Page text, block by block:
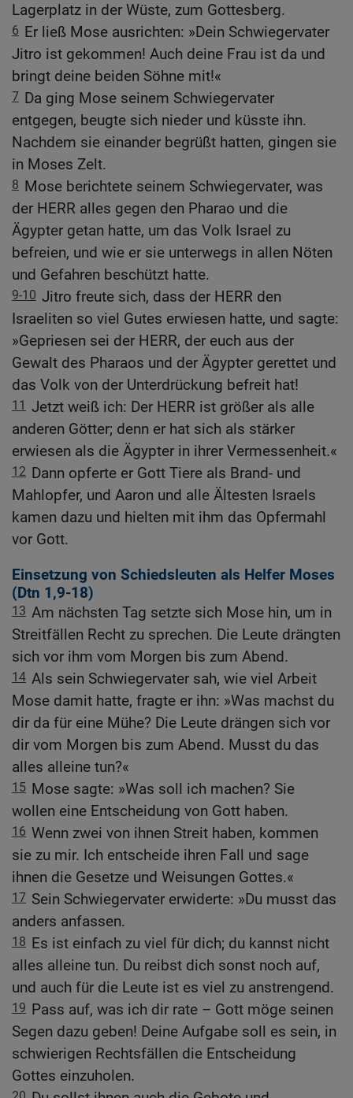
Lagerplatz in der Wüste, zum Gottesberg.
6 Er ließ Mose ausrichten: »Dein Schwiegervater
Jitro ist gekommen! Auch deine Frau ist da und
bringt deine beiden Söhne mit!«
7 Da ging Mose seinem Schwiegervater
entgegen, beugte sich nieder und küsste ihn.
Nachdem sie einander begrüßt hatten, gingen sie
in Moses Zelt.
8 Mose berichtete seinem Schwiegervater, was
der HERR alles gegen den Pharao und die
Ägypter getan hatte, um das Volk Israel zu
befreien, und wie er sie unterwegs in allen Nöten
und Gefahren beschützt hatte.
9-10 Jitro freute sich, dass der HERR den
Israeliten so viel Gutes erwiesen hatte, und sagte:
»Gepriesen sei der HERR, der euch aus der
Gewalt des Pharaos und der Ägypter gerettet und
das Volk von der Unterdrückung befreit hat!
11 Jetzt weiß ich: Der HERR ist größer als alle
anderen Götter; denn er hat sich als stärker
erwiesen als die Ägypter in ihrer Vermessenheit.«
12 Dann opferte er Gott Tiere als Brand- und
Mahlopfer, und Aaron und alle Ältesten Israels
kamen dazu und hielten mit ihm das Opfermahl
vor Gott.
Einsetzung von Schiedsleuten als Helfer Moses
(Dtn 1,9-18)
13 Am nächsten Tag setzte sich Mose hin, um in
Streitfällen Recht zu sprechen. Die Leute drängten
sich vor ihm vom Morgen bis zum Abend.
14 Als sein Schwiegervater sah, wie viel Arbeit
Mose damit hatte, fragte er ihn: »Was machst du
dir da für eine Mühe? Die Leute drängen sich vor
dir vom Morgen bis zum Abend. Musst du das
alles alleine tun?«
15 Mose sagte: »Was soll ich machen? Sie
wollen eine Entscheidung von Gott haben.
16 Wenn zwei von ihnen Streit haben, kommen
sie zu mir. Ich entscheide ihren Fall und sage
ihnen die Gesetze und Weisungen Gottes.«
17 Sein Schwiegervater erwiderte: »Du musst das
anders anfassen.
18 Es ist einfach zu viel für dich; du kannst nicht
alles alleine tun. Du reibst dich sonst noch auf,
und auch für die Leute ist es viel zu anstrengend.
19 Pass auf, was ich dir rate – Gott möge seinen
Segen dazu geben! Deine Aufgabe soll es sein, in
schwierigen Rechtsfällen die Entscheidung
Gottes einzuholen.